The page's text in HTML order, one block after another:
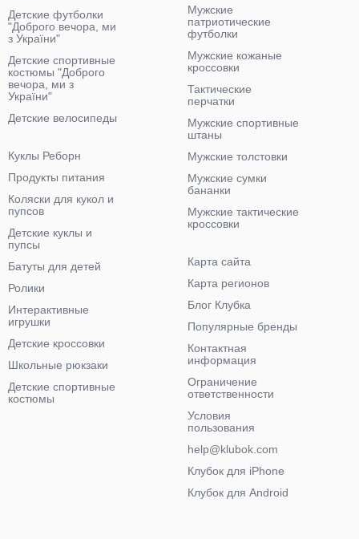
Детские футболки
"Доброго вечора, ми
з України"
Детские спортивные
костюмы "Доброго
вечора, ми з
України"
Детские велосипеды
Мужские
патриотические
футболки
Мужские кожаные
кроссовки
Тактические
перчатки
Мужские спортивные
штаны
Мужские толстовки
Мужские сумки
бананки
Мужские тактические
кроссовки
Куклы Реборн
Продукты питания
Коляски для кукол и
пупсов
Детские куклы и
пупсы
Батуты для детей
Ролики
Интерактивные
игрушки
Детские кроссовки
Школьные рюкзаки
Детские спортивные
костюмы
Карта сайта
Карта регионов
Блог Клубка
Популярные бренды
Контактная
информация
Ограничение
ответственности
Условия
пользования
help@klubok.com
Клубок для iPhone
Клубок для Android